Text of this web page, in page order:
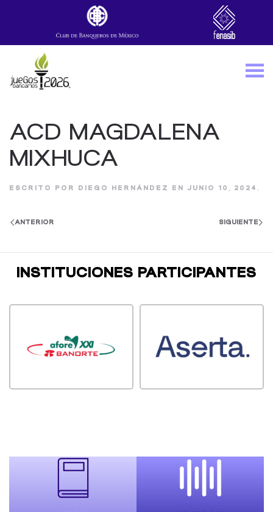
Skip to main content
ACD MAGDALENA
MIXHUCA
ESCRITO POR DIEGO HERNÁNDEZ EN JUNIO 10, 2024 .
ANTERIOR SIGUIENTE
INSTITUCIONES PARTICIPANTES